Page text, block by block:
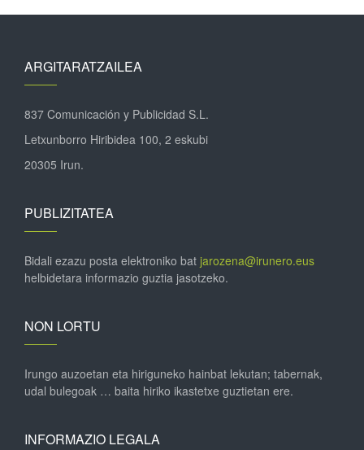
ARGITARATZAILEA
837 Comunicación y Publicidad S.L.
Letxunborro Hiribidea 100, 2 eskubi
20305 Irun.
PUBLIZITATEA
Bidali ezazu posta elektroniko bat jarozena@irunero.eus
helbidetara informazio guztia jasotzeko.
NON LORTU
Irungo auzoetan eta hiriguneko hainbat lekutan; tabernak,
udal bulegoak … baita hiriko ikastetxe guztietan ere.
INFORMAZIO LEGALA